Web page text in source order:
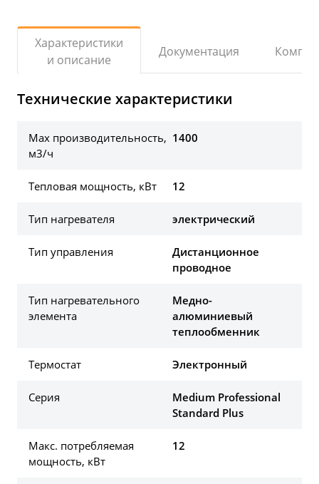
Характеристики
и описание
Документация
Технические характеристики
Max производительность,
м3/ч
1400
Тепловая мощность, кВт 12
Тип нагревателя электрический
Тип управления
Дистанционное
проводное
Тип нагревательного
элемента
Медно-
алюминиевый
теплообменник
Термостат Электронный
Серия
Medium Professional
Standard Plus
Макс. потребляемая
мощность, кВт
12